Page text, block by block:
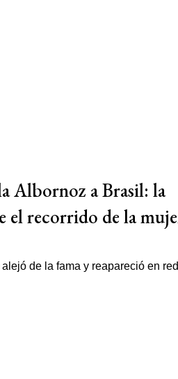
Albornoz a Brasil: la
el recorrido de la